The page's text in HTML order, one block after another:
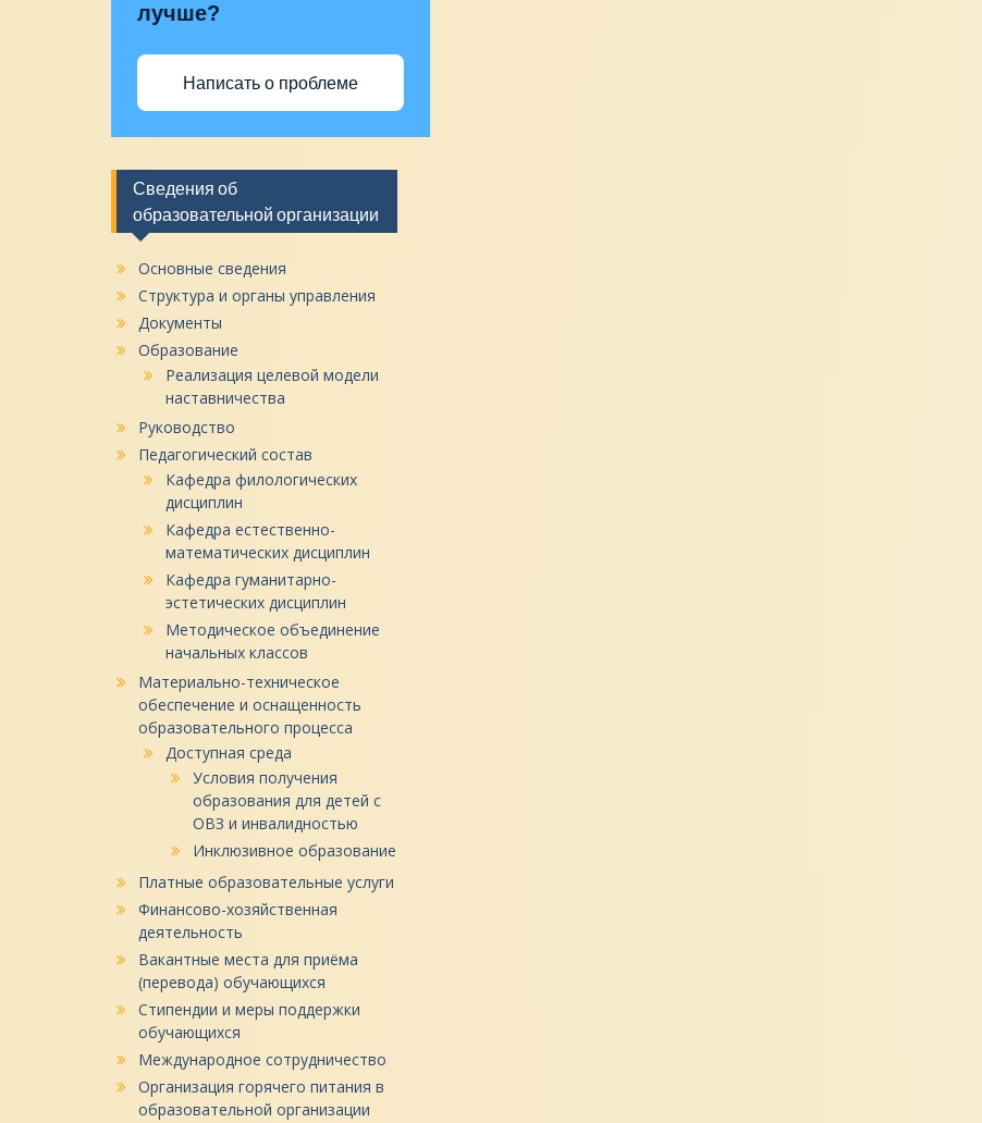
лучше?
Написать о проблеме
Сведения об
образовательной организации
Основные сведения
Структура и органы управления
Документы
Образование
Реализация целевой модели
наставничества
Руководство
Педагогический состав
Кафедра филологических
дисциплин
Кафедра естественно-
математических дисциплин
Кафедра гуманитарно-
эстетических дисциплин
Методическое объединение
начальных классов
Материально-техническое
обеспечение и оснащенность
образовательного процесса
Доступная среда
Условия получения
образования для детей с
ОВЗ и инвалидностью
Инклюзивное образование
Платные образовательные услуги
Финансово-хозяйственная
деятельность
Вакантные места для приёма
(перевода) обучающихся
Стипендии и меры поддержки
обучающихся
Международное сотрудничество
Организация горячего питания в
образовательной организации